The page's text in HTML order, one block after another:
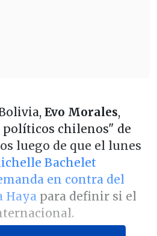
Evo Morales,
políticos chilenos" de
luego de que el lunes
Bachelet
en contra del
Hayapara definir si el